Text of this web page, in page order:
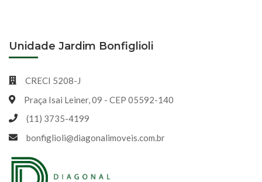
Unidade Jardim Bonfiglioli
CRECI 5208-J
Praça Isai Leiner, 09 - CEP 05592-140
(11) 3735-4199
bonfiglioli@diagonalimoveis.com.br